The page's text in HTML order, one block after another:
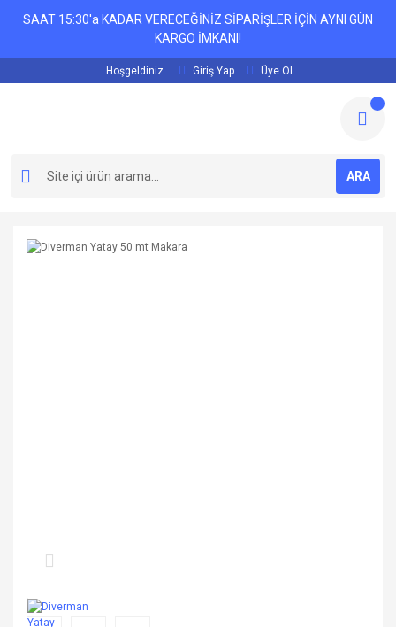
SAAT 15:30'a KADAR VERECEĞİNİZ SİPARİŞLER İÇİN AYNI GÜN
KARGO İMKANI!
Hoşgeldiniz Giriş Yap Üye Ol
ARA